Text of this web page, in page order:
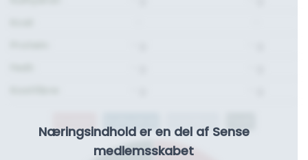
Næringsindhold er en del af Sense
medlemsskabet